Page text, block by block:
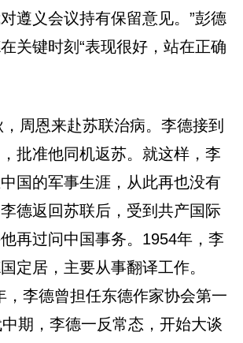
遵义会议持有保留意见。”彭德
关键时刻“表现很好，站在正确
周恩来赴苏联治病。李德接到
批准他同机返苏。就这样，李
国的军事生涯，从此再也没有
德返回苏联后，受到共产国际
再过问中国事务。1954年，李
定居，主要从事翻译工作。
，李德曾担任东德作家协会第一
期，李德一反常态，开始大谈